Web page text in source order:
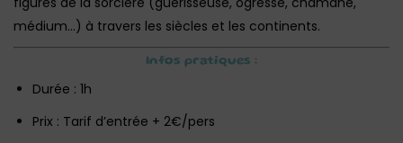
médium…) à travers les siècles et les continents.
Infos pratiques :
Durée : 1h
Prix : Tarif d’entrée + 2€/pers‎